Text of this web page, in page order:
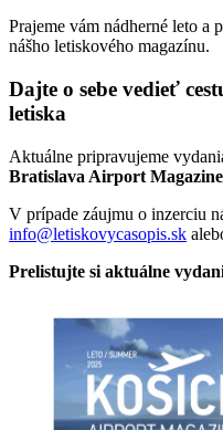
Prajeme vám nádherné leto a
nášho letiskového magazínu.
Dajte o sebe vedieť
letiska
Aktuálne pripravujeme
Bratislava Airport Magazine
V prípade záujmu o inzerciu
info@letiskovycasopis.sk
Prelistujte si aktuálne